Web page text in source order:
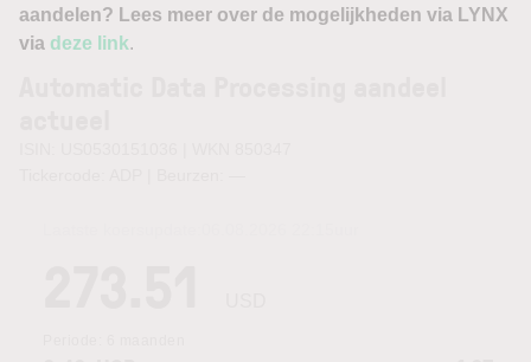
aandelen? Lees meer over de mogelijkheden via LYNX
via deze link.